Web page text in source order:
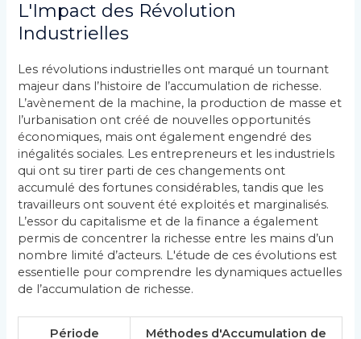
L'Impact des Révolution
Industrielles
Les révolutions industrielles ont marqué un tournant
majeur dans l’histoire de l’accumulation de richesse.
L’avènement de la machine, la production de masse et
l’urbanisation ont créé de nouvelles opportunités
économiques, mais ont également engendré des
inégalités sociales. Les entrepreneurs et les industriels
qui ont su tirer parti de ces changements ont
accumulé des fortunes considérables, tandis que les
travailleurs ont souvent été exploités et marginalisés.
L’essor du capitalisme et de la finance a également
permis de concentrer la richesse entre les mains d’un
nombre limité d’acteurs. L'étude de ces évolutions est
essentielle pour comprendre les dynamiques actuelles
de l’accumulation de richesse.
Période Méthodes d'Accumulation de